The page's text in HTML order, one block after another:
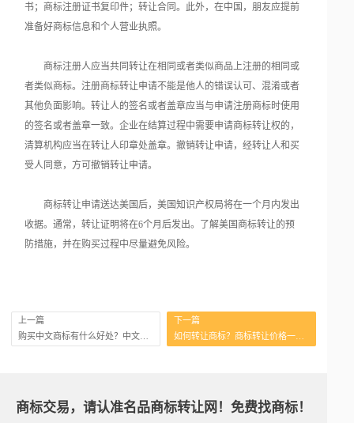
书；商标注册证书复印件；转让合同。此外，在中国，朋友应提前
准备好商标信息和个人营业执照。
商标注册人应当共同转让在相同或者类似商品上注册的相同或
者类似商标。注册商标转让申请不能是他人的错误认可、混淆或者
其他负面影响。转让人的签名或者盖章应当与申请注册商标时使用
的签名或者盖章一致。企业在结算过程中需要申请商标转让权的，
清算机构应当在转让人印章处盖章。撤销转让申请，经转让人和买
受人同意，方可撤销转让申请。
商标转让申请送达美国后，美国知识产权局将在一个月内发出
收据。通常，转让证明将在6个月后发出。了解美国商标转让的预
防措施，并在购买过程中尽量避免风险。
上一篇
下一篇
如何转让商标？商标转让价格一般是多少？
商标交易，请认准名品商标转让网！免费找商标！